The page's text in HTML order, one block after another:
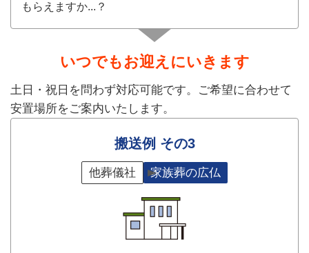
もらえますか...？
いつでもお迎えにいきます
土日・祝日を問わず対応可能です。ご希望に合わせて
安置場所をご案内いたします。
搬送例 その3
他葬儀社 家族葬の広仏